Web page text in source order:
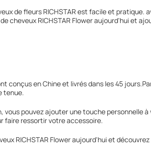
de fleurs RICHSTAR est facile et
cheveux RICHSTAR Flower aujourd'hui et
conçus en Chine et livrés dans les 45
tenue.
vous pouvez ajouter une touche personnelle
faire ressortir votre accessoire.
RICHSTAR Flower aujourd'hui et